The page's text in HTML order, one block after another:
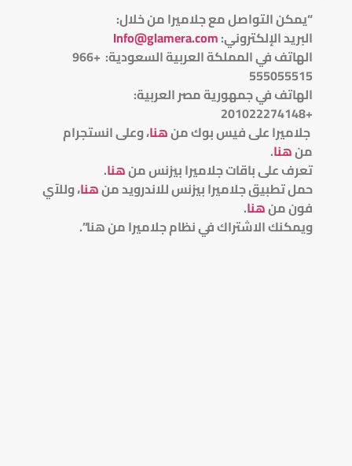
“يمكن التواصل مع جلاميرا من خلال:
البريد الإلكتروني:
Info@glamera.com
الهاتف في المملكة العربية السعودية: +966
555055515
الهاتف في جمهورية مصر العربية:
+201022274148
جلاميرا على فيس بوك منهنا، وعلى انستجرام
منهنا.
تعرف على باقات جلاميرا بيزنس منهنا.
حمل تطبيق جلاميرا بيزنس للاندرويد منهنا، وللآي
فون منهنا.
ويمكنك الاشتراك في نظام جلاميرا من هنا”.